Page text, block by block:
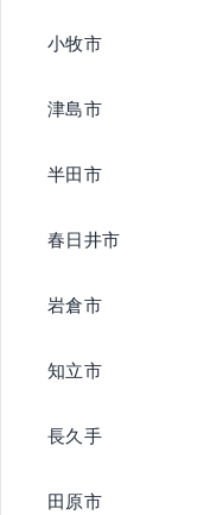
小牧市
津島市
半田市
春日井市
岩倉市
知立市
長久手
田原市